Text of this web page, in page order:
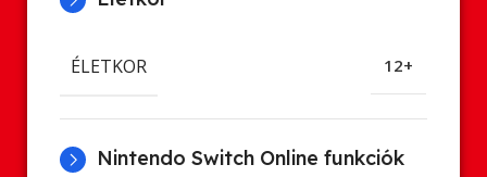
ÉLETKOR 12+
Nintendo Switch Online funkciók